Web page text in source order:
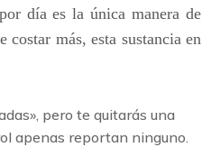
día es la única manera de
más, esta sustancia en
pero te quitarás una
apenas reportan ninguno.